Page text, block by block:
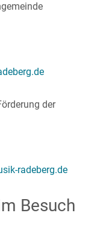
der
radeberg.de
Besuch